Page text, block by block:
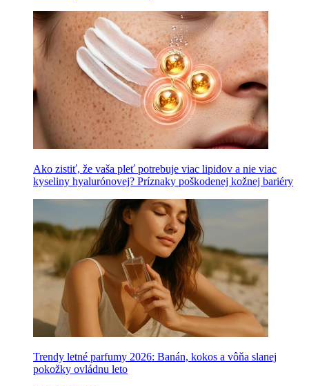
Ako zistiť, že vaša pleť potrebuje viac lipidov a nie viac
kyseliny hyalurónovej? Príznaky poškodenej kožnej bariéry
Trendy letné parfumy 2026: Banán, kokos a vôňa slanej
pokožky ovládnu leto